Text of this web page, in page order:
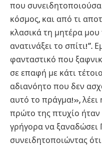
που
κόσμος, και από τι
κλασικά τη μητέρα
ανατινάξει το σπίτι!”.
φανταστικό που
σε επαφή με κάτι
αδιανόητο που δεν
αυτό το πράγμα!»,
πρώτο της πτυχίο
γρήγορα να ξαναδώσει
συνειδητοποιώντας